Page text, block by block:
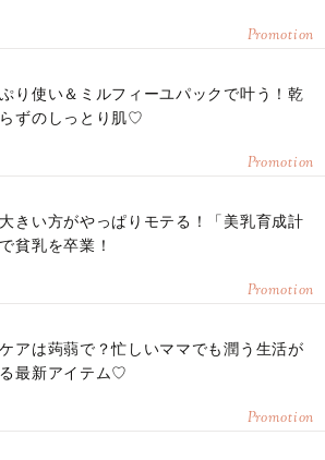
Promotion
り使い＆ミルフィーユパックで叶う！乾
ずのしっとり肌♡
Promotion
きい方がやっぱりモテる！「美乳育成計
貧乳を卒業！
Promotion
アは蒟蒻で？忙しいママでも潤う生活が
最新アイテム♡
Promotion